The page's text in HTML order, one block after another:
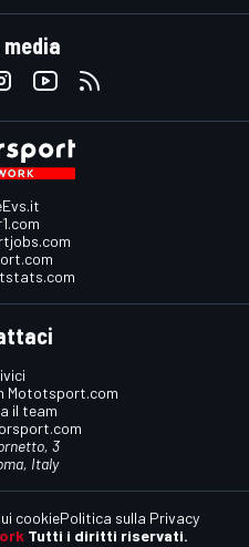
Mototsport.com
il team
3
Italy
Tutti i diritti riservati.
cookiePolitica sulla Privacy